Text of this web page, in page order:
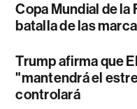
Copa Mundial de la
batalla de las
Trump afirma que
"mantendrá el
controlará